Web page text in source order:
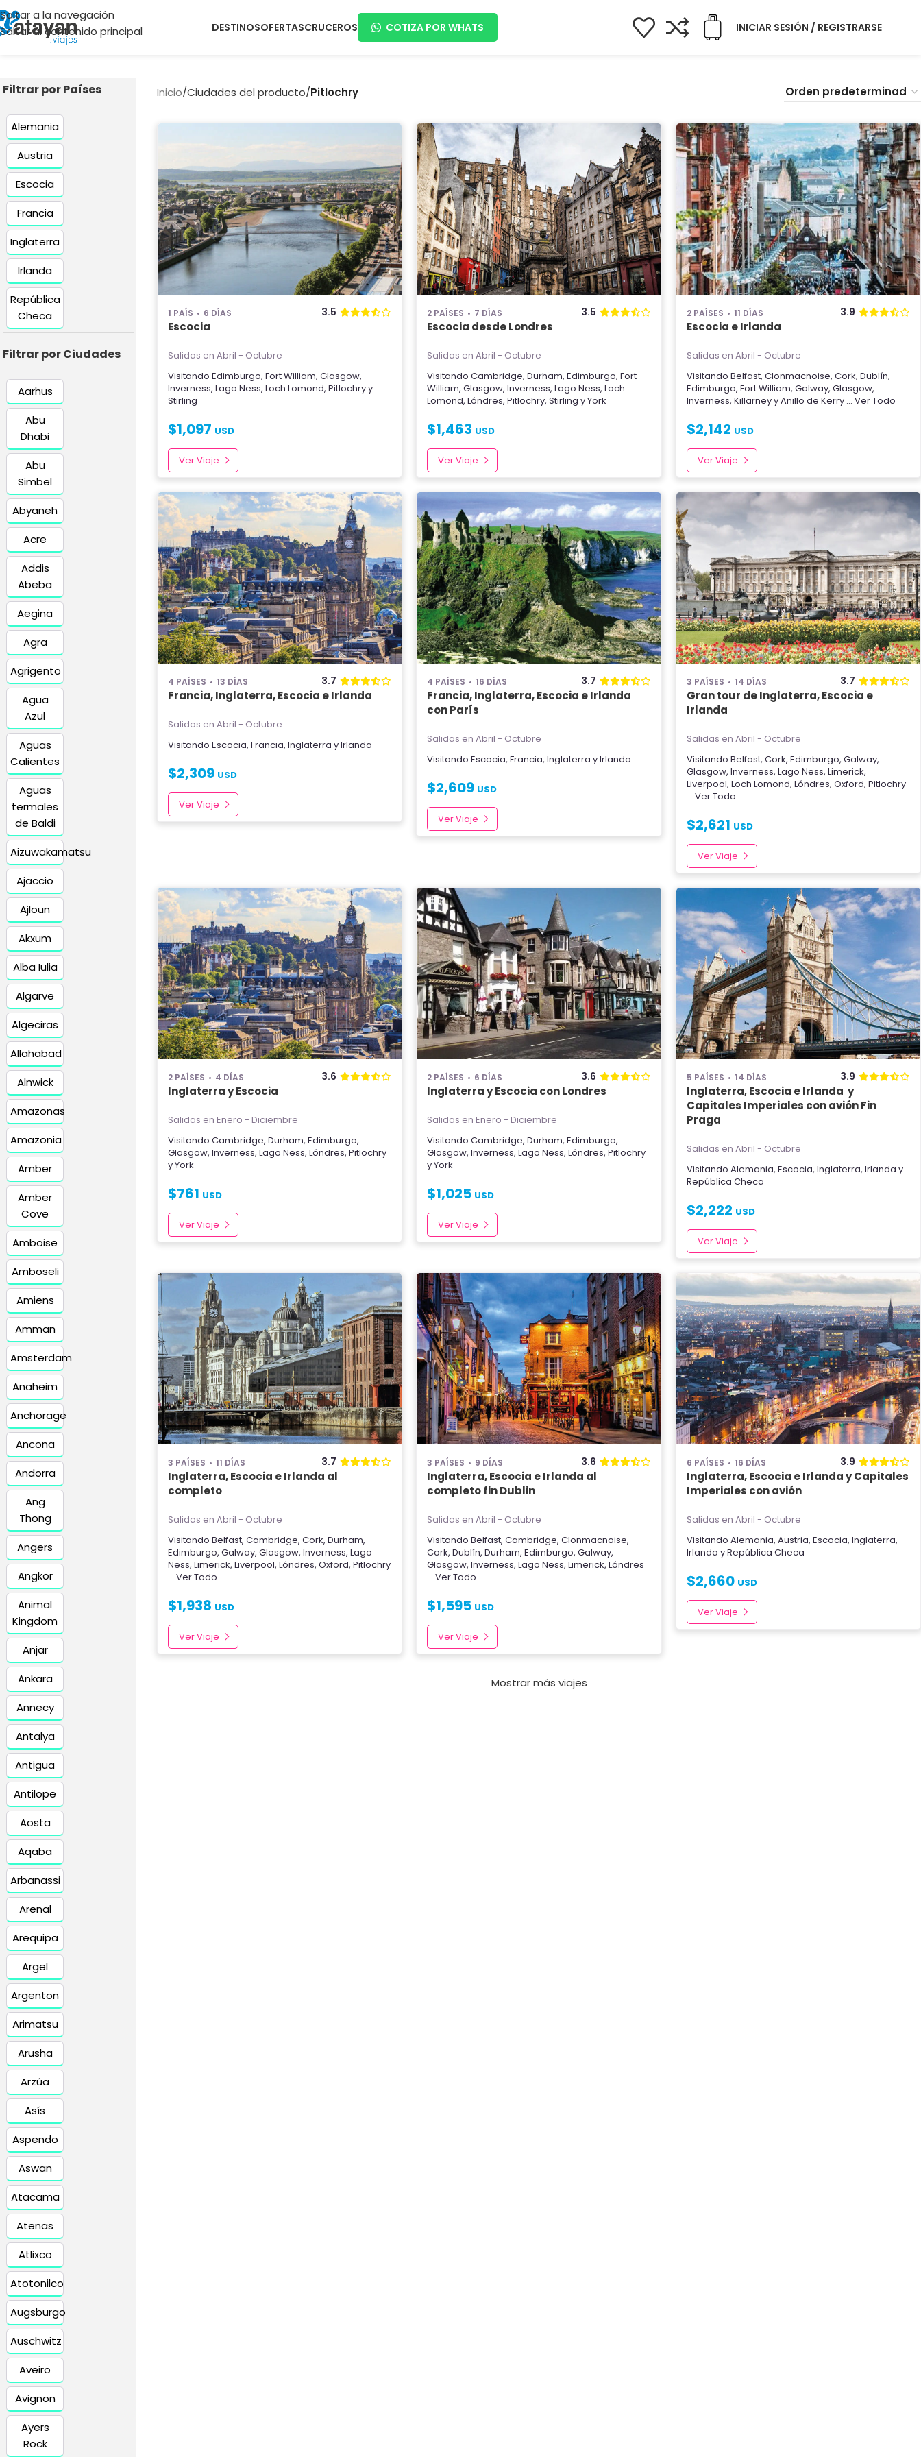
Saltar a la navegación
Saltar al contenido principal
DESTINOSOFERTASCRUCEROS COTIZA POR WHATS INICIAR SESIÓN / REGISTRARSE
Filtrar por Países
Alemania
Austria
Escocia
Francia
Inglaterra
Irlanda
República
Checa
Filtrar por Ciudades
Aarhus
Abu
Dhabi
Abu
Simbel
Abyaneh
Acre
Addis
Abeba
Aegina
Agra
Agrigento
Agua
Azul
Aguas
Calientes
Aguas
termales
de Baldi
Aizuwakamatsu
Ajaccio
Ajloun
Akxum
Alba Iulia
Algarve
Algeciras
Allahabad
Alnwick
Amazonas
Amazonia
Amber
Amber
Cove
Amboise
Amboseli
Amiens
Amman
Amsterdam
Anaheim
Anchorage
Ancona
Andorra
Ang
Thong
Angers
Angkor
Animal
Kingdom
Anjar
Ankara
Annecy
Antalya
Antigua
Antilope
Aosta
Aqaba
Arbanassi
Arenal
Arequipa
Argel
Argenton
Arimatsu
Arusha
Arzúa
Asís
Aspendo
Aswan
Atacama
Atenas
Atlixco
Atotonilco
Augsburgo
Auschwitz
Aveiro
Avignon
Ayers
Rock
Inicio/Ciudades del producto/Pitlochry
1 PAÍS 6 DÍAS 3.5
Escocia
Salidas en Abril - Octubre
Visitando Edimburgo, Fort William, Glasgow,
Inverness, Lago Ness, Loch Lomond, Pitlochryy
Stirling
$1,097 USD
Ver Viaje
2 PAÍSES 7 DÍAS 3.5
Escocia desde Londres
Salidas en Abril - Octubre
VisitandoCambridge,Durham,Edimburgo,Fort
William,Glasgow,Inverness,Lago Ness,Loch
Lomond,Lóndres,Pitlochry,Stirling yYork
$1,463 USD
Ver Viaje
2 PAÍSES 11 DÍAS 3.9
Escocia e Irlanda
Salidas en Abril - Octubre
Visitando Belfast, Clonmacnoise, Cork, Dublín,
Edimburgo, Fort William, Galway, Glasgow,
Inverness, Killarney y Anillo de Kerry ... Ver Todo
$2,142 USD
Ver Viaje
4 PAÍSES 13 DÍAS 3.7
Francia, Inglaterra, Escocia e Irlanda
Salidas en Abril - Octubre
Visitando Escocia, Francia, Inglaterra yIrlanda
$2,309 USD
Ver Viaje
4 PAÍSES 16 DÍAS 3.7
Francia, Inglaterra, Escocia e Irlanda
con París
Salidas en Abril - Octubre
VisitandoEscocia,Francia,Inglaterra yIrlanda
$2,609 USD
Ver Viaje
3 PAÍSES 14 DÍAS 3.7
Gran tour de Inglaterra, Escocia e
Irlanda
Salidas en Abril - Octubre
Visitando Belfast, Cork, Edimburgo, Galway,
Glasgow, Inverness, Lago Ness, Limerick,
Liverpool, Loch Lomond, Lóndres, Oxford, Pitlochry
... Ver Todo
$2,621 USD
Ver Viaje
2 PAÍSES 4 DÍAS 3.6
Inglaterra y Escocia
Salidas en Enero - Diciembre
Visitando Cambridge, Durham, Edimburgo,
Glasgow, Inverness, Lago Ness, Lóndres, Pitlochry
yYork
$761 USD
Ver Viaje
2 PAÍSES 6 DÍAS 3.6
Inglaterra y Escocia con Londres
Salidas en Enero - Diciembre
VisitandoCambridge,Durham,Edimburgo,
Glasgow,Inverness,Lago Ness,Lóndres,Pitlochry
yYork
$1,025 USD
Ver Viaje
5 PAÍSES 14 DÍAS 3.9
Inglaterra, Escocia e Irlanda y
Capitales Imperiales con avión Fin
Praga
Salidas en Abril - Octubre
Visitando Alemania, Escocia, Inglaterra, Irlanda y
República Checa
$2,222 USD
Ver Viaje
3 PAÍSES 11 DÍAS 3.7
Inglaterra, Escocia e Irlanda al
completo
Salidas en Abril - Octubre
Visitando Belfast, Cambridge, Cork, Durham,
Edimburgo, Galway, Glasgow, Inverness, Lago
Ness, Limerick, Liverpool, Lóndres, Oxford, Pitlochry
... Ver Todo
$1,938 USD
Ver Viaje
3 PAÍSES 9 DÍAS 3.6
Inglaterra, Escocia e Irlanda al
completo fin Dublin
Salidas en Abril - Octubre
VisitandoBelfast,Cambridge,Clonmacnoise,
Cork,Dublín,Durham,Edimburgo,Galway,
Glasgow,Inverness,Lago Ness,Limerick,Lóndres
... Ver Todo
$1,595 USD
Ver Viaje
6 PAÍSES 16 DÍAS 3.9
Inglaterra, Escocia e Irlanda y Capitales
Imperiales con avión
Salidas en Abril - Octubre
Visitando Alemania, Austria, Escocia, Inglaterra,
Irlanda yRepública Checa
$2,660 USD
Ver Viaje
Mostrar más viajes